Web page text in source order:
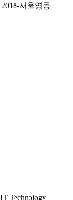
서울영등
Technology